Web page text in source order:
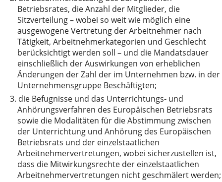
Betriebsrates, die Anzahl der Mitglieder, die
Sitzverteilung – wobei so weit wie möglich eine
ausgewogene Vertretung der Arbeitnehmer nach
Tätigkeit, Arbeitnehmerkategorien und Geschlecht
berücksichtigt werden soll – und die Mandatsdauer
einschließlich der Auswirkungen von erheblichen
Änderungen der Zahl der im Unternehmen bzw. in der
Unternehmensgruppe Beschäftigten;
3. die Befugnisse und das Unterrichtungs- und
Anhörungsverfahren des Europäischen Betriebsrats
sowie die Modalitäten für die Abstimmung zwischen
der Unterrichtung und Anhörung des Europäischen
Betriebsrats und der einzelstaatlichen
Arbeitnehmervertretungen, wobei sicherzustellen ist,
dass die Mitwirkungsrechte der einzelstaatlichen
Arbeitnehmervertretungen nicht geschmälert werden;